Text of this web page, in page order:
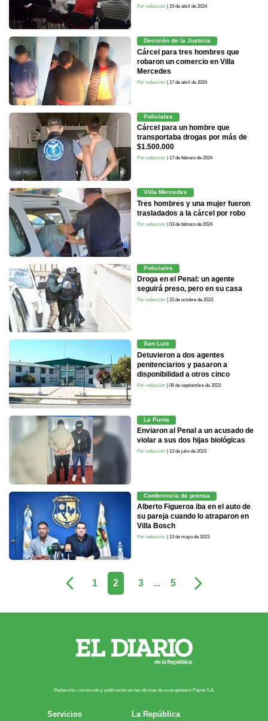
Por redacción | 19 de abril de 2024
Decisión de la Justicia
Cárcel para tres hombres que
robaron un comercio en Villa
Mercedes
Por redacción | 17 de abril de 2024
Policiales
Cárcel para un hombre que
transportaba drogas por más de
$1.500.000
Por redacción | 17 de febrero de 2024
Villa Mercedes
Tres hombres y una mujer fueron
trasladados a la cárcel por robo
Por redacción | 03 de febrero de 2024
Policiales
Droga en el Penal: un agente
seguirá preso, pero en su casa
Por redacción | 22 de octubre de 2023
San Luis
Detuvieron a dos agentes
penitenciarios y pasaron a
disponibilidad a otros cinco
Por redacción | 06 de septiembre de 2023
La Punta
Enviaron al Penal a un acusado de
violar a sus dos hijas biológicas
Por redacción | 13 de julio de 2023
Conferencia de prensa
Alberto Figueroa iba en el auto de
su pareja cuando lo atraparon en
Villa Bosch
Por redacción | 13 de mayo de 2023
1 2 3 ... 5
Redacción, corrección y publicación en las oficinas de su propietario Payn​é S.A.
Servicios
La República